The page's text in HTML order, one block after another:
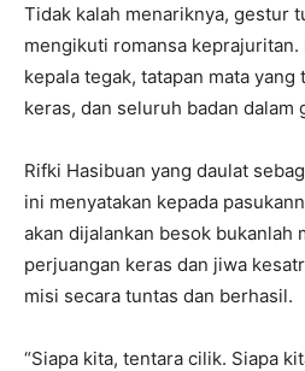
Tidak kalah menariknya, gestur
mengikuti romansa
kepala tegak, tatapan mata yang
keras, dan seluruh badan dalam
Rifki Hasibuan yang daulat
ini menyatakan kepada
akan dijalankan besok bukanlah
perjuangan keras dan jiwa
misi secara tuntas dan berhasil.
“Siapa kita, tentara cilik. Siapa